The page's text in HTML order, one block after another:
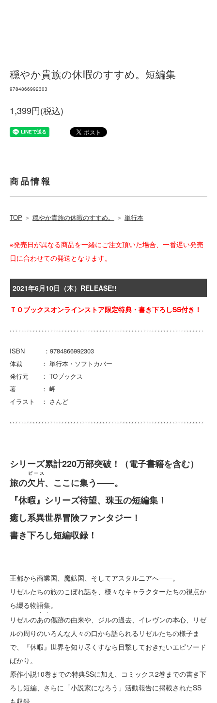
穏やか貴族の休暇のすすめ。短編集
9784866992303
1,399円(税込)
商品情報
TOP ＞ 穏やか貴族の休暇のすすめ。 ＞ 単行本
※発売日が異なる商品を一緒にご注文頂いた場合、一番遅い発売
日に合わせての発送となります。
2021年6月10日（木）RELEASE!!
ＴＯブックスオンラインストア限定特典・書き下ろしSS付き！
ISBN ：9784866992303
体裁 ： 単行本・ソフトカバー
発行元 ： TOブックス
著 ： 岬
イラスト ： さんど
シリーズ累計220万部突破！（電子書籍を含む）
旅の欠片
ピース
、ここに集う――。
『休暇』シリーズ待望、珠玉の短編集！
癒し系異世界冒険ファンタジー！
書き下ろし短編収録！
王都から商業国、魔鉱国、そしてアスタルニアへ――。
リゼルたちの旅のこぼれ話を、様々なキャラクターたちの視点か
ら綴る物語集。
リゼルのあの
・・
傷跡の由来や、ジルの過去、イレヴンの本心、リゼ
ルの周りのいろんな人々の口から語られるリゼルたちの様子ま
で、『休暇』世界を知り尽くすなら目撃しておきたいエピソード
ばかり。
原作小説10巻までの特典SSに加え、コミックス2巻までの書き下
ろし短編、さらに「小説家になろう」活動報告に掲載されたSS
も収録。